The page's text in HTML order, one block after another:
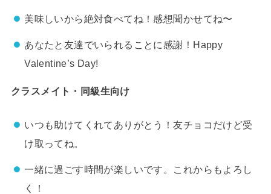
美味しいから絶対食べてね！感想聞かせてね〜
あなたと友達でいられることに感謝！Happy
Valentine’s Day!
クラスメイト・同級生向け
いつも助けてくれてありがとう！友チョコだけど受
け取ってね。
一緒に過ごす時間が楽しいです。これからもよろし
く！